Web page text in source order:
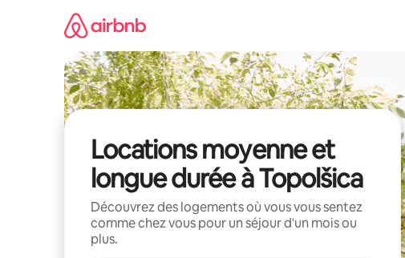
Locations moyenne et
longue durée à Topolšica
Découvrez des logements où vous vous sentez
comme chez vous pour un séjour d'un mois ou
plus.